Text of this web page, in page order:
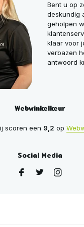
Bent u op
deskundig
geholpen
klaar voor
verbazen
antwoord
Webwinkelkeur
scoren een 9,2 op
Social Media